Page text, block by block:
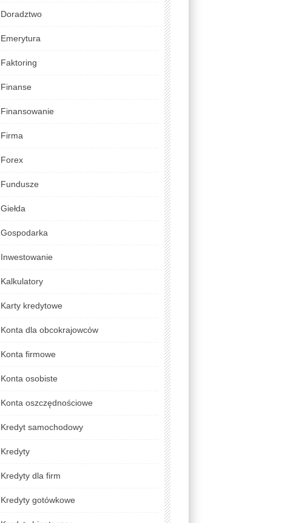
Doradztwo
Emerytura
Faktoring
Finanse
Finansowanie
Firma
Forex
Fundusze
Giełda
Gospodarka
Inwestowanie
Kalkulatory
Karty kredytowe
Konta dla obcokrajowców
Konta firmowe
Konta osobiste
Konta oszczędnościowe
Kredyt samochodowy
Kredyty
Kredyty dla firm
Kredyty gotówkowe